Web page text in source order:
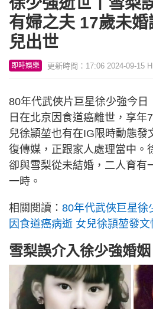
有婦之夫 17歲未
兒出世
即時娛樂 更新時間：17:06 2024-09-15
80年代武俠片巨星徐少強今日
日在北京因食道癌離世，享年
兒徐頴堃也有在IG限時動態發
復傳媒，正跟家人處理當中。
卻與雪梨從未結婚，二人育有
一時。
相關閱讀： 80年代武俠巨星徐
因食道癌病逝 女兒徐頴堃發
雪梨誤介入徐少強婚姻